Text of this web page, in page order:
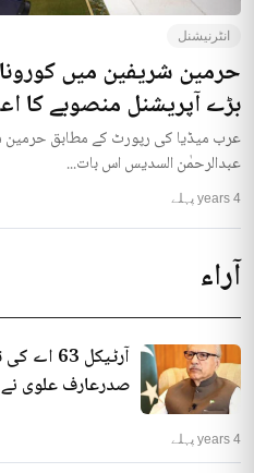
انٹرنیشنل
حرمین شریفین میں
بڑے آپریشنل منصوبے کا
عرب میڈیا کی رپورٹ کے مطابق حرمین
عبدالرحمٰن السدیس اس بات...
4 years پہلے
آراء
آرٹیکل
صدرعارف علوی
4 years پہلے